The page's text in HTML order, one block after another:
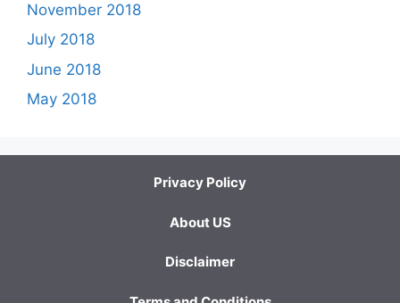
November 2018
July 2018
June 2018
May 2018
Privacy Policy
About US
Disclaimer